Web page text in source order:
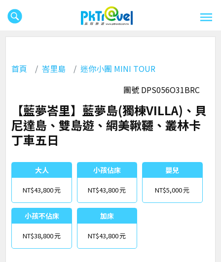
首頁 峇里島
迷你小團 MINI TOUR
團號 DPS056O31BRC
【藍夢峇里】藍夢島(獨棟VILLA)、貝
尼達島、雙島遊、網美鞦韆、叢林卡
丁車五日
大人
NT$43,800
小孩佔床
NT$43,800
嬰兒
NT$5,000
小孩不佔床
NT$38,800
加床
NT$43,800